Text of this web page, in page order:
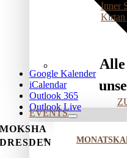
Inner
Kirtan
Alle
EVENTS
Google Kalender
iCalendar
Outlook 365
Outlook Live
MOKSHA
DRESDEN